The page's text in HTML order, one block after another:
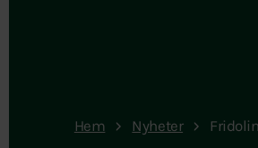
Hem Nyheter